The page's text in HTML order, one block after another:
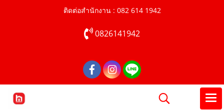
ติดต่อสำนักงาน : 082 614 1942
0826141942